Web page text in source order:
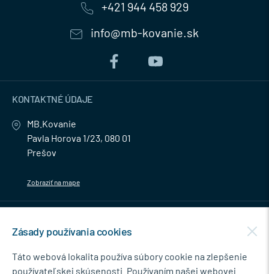
+421 944 458 929
info@mb-kovanie.sk
KONTAKTNÉ ÚDAJE
MB.Kovanie
Pavla Horova 1/23, 080 01
Prešov
Zobraziť na mape
NEWSLETTER
Zásady používania cookies
Táto webová lokalita používa súbory cookie na zlepšenie
používateľskej skúsenosti. Používaním našej webovej